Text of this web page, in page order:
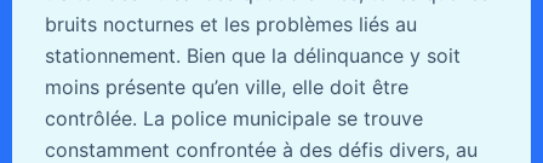
bruits nocturnes et les problèmes liés au
stationnement. Bien que la délinquance y soit
moins présente qu’en ville, elle doit être
contrôlée. La police municipale se trouve
constamment confrontée à des défis divers, au